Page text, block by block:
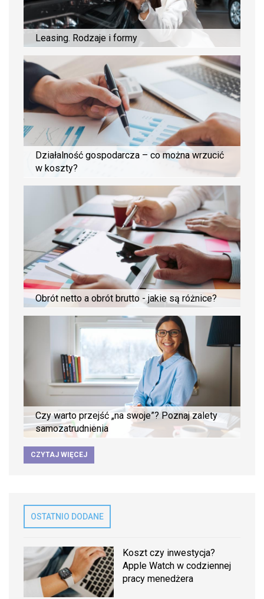
Leasing. Rodzaje i formy
Działalność gospodarcza – co można wrzucić
w koszty?
Obrót netto a obrót brutto - jakie są różnice?
Czy warto przejść „na swoje”? Poznaj zalety
samozatrudnienia
CZYTAJ WIĘCEJ
OSTATNIO DODANE
Koszt czy inwestycja?
Apple Watch w codziennej
pracy menedżera